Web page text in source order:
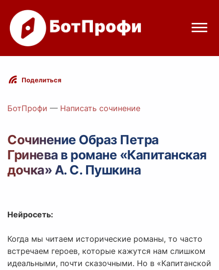
Режимы бота
Цены
Вход с Telegram
Поделиться
БотПрофи — Написать сочинение
Сочинение Образ Петра
Гринева в романе «Капитанская
дочка» А. С. Пушкина
Нейросеть:
Когда мы читаем исторические романы, то часто
встречаем героев, которые кажутся нам слишком
идеальными, почти сказочными. Но в «Капитанской